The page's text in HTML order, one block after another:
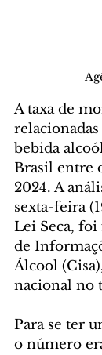
A taxa de
bebida
Brasil entre
2024. A
sexta-feira
Lei Seca,
de
Álcool
nacional no
Para se ter
o número